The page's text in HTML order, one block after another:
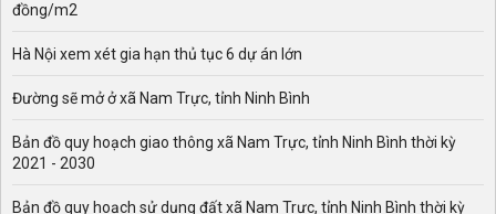
đồng/m2
Hà Nội xem xét gia hạn thủ tục 6 dự án lớn
Đường sẽ mở ở xã Nam Trực, tỉnh Ninh Bình
Bản đồ quy hoạch giao thông xã Nam Trực, tỉnh Ninh Bình thời kỳ
2021 - 2030
Bản đồ quy hoạch sử dụng đất xã Nam Trực, tỉnh Ninh Bình thời kỳ